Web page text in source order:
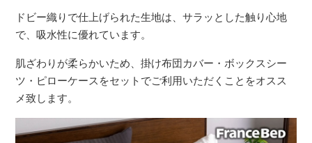
ドビー織りで仕上げられた生地は、サラッとした触り心地
で、吸水性に優れています。
肌ざわりが柔らかいため、掛け布団カバー・ボックスシー
ツ・ピローケースをセットでご利用いただくことをオスス
メ致します。